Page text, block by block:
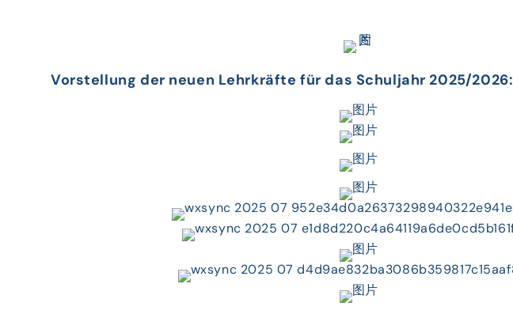
Vorstellung der neuen Lehrkräfte für das Schuljahr 2025/2026: